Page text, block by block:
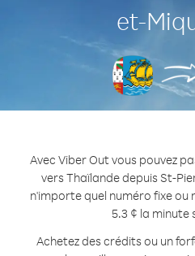
et-
Avec Viber Out vous pouvez
vers Thaïlande depuis St-
n'importe quel numéro fixe ou
5.3 ¢ la minute
Achetez des crédits ou un